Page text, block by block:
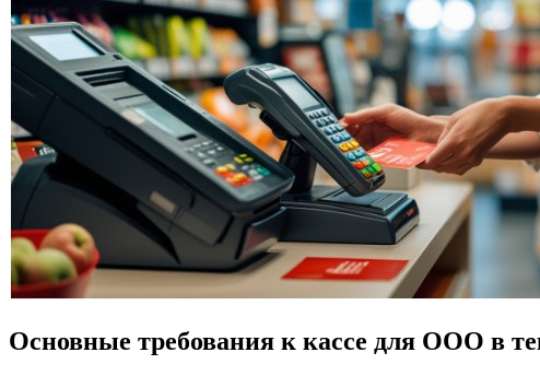
Основные требования к кассе для ООО в